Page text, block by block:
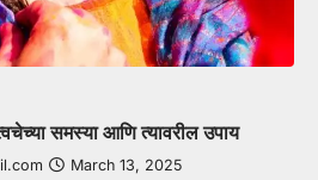
समस्या आणि त्यावरील उपाय
March 13, 2025